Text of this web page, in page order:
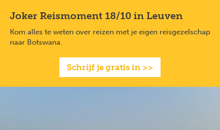
inhoud
Joker Reismoment 18/10 in Leuven
Kom alles te weten over reizen met je eigen reisgezelschap
naar Botswana.
Schrijf je gratis in >>
screen